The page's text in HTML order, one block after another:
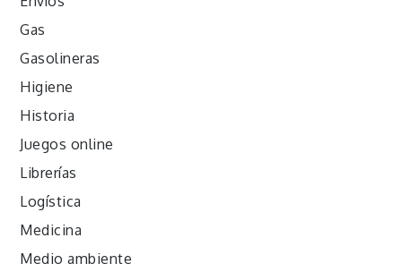
Gas
Gasolineras
Higiene
Historia
Juegos online
Librerías
Logística
Medicina
Medio ambiente